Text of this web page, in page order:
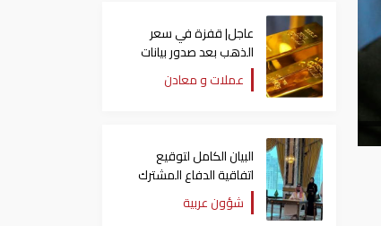
عاجل| قفزة في سعر
الذهب بعد صدور بيانات
الوظائف الأمريكية
عملات و معادن
البيان الكامل لتوقيع
اتفاقية الدفاع المشترك
بين السعودية وتركيا
وباكستان
شؤون عربية